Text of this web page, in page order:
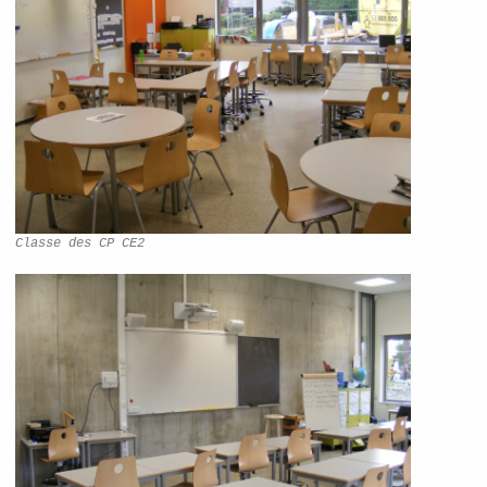
Classe des CP CE2